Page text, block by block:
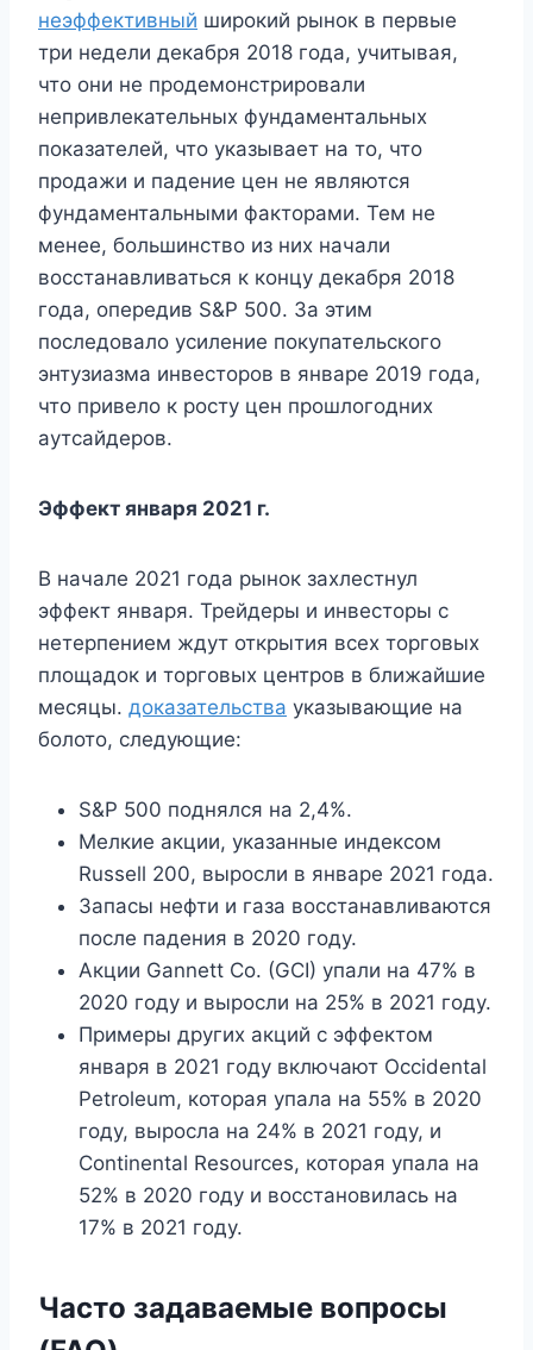
неэффективный широкий рынок в первые
три недели декабря 2018 года, учитывая,
что они не продемонстрировали
непривлекательных фундаментальных
показателей, что указывает на то, что
продажи и падение цен не являются
фундаментальными факторами. Тем не
менее, большинство из них начали
восстанавливаться к концу декабря 2018
года, опередив S&P 500. За этим
последовало усиление покупательского
энтузиазма инвесторов в январе 2019 года,
что привело к росту цен прошлогодних
аутсайдеров.
Эффект января 2021 г.
В начале 2021 года рынок захлестнул
эффект января. Трейдеры и инвесторы с
нетерпением ждут открытия всех торговых
площадок и торговых центров в ближайшие
месяцы. доказательства указывающие на
болото, следующие:
S&P 500 поднялся на 2,4%.
Мелкие акции, указанные индексом
Russell 200, выросли в январе 2021 года.
Запасы нефти и газа восстанавливаются
после падения в 2020 году.
Акции Gannett Co. (GCI) упали на 47% в
2020 году и выросли на 25% в 2021 году.
Примеры других акций с эффектом
января в 2021 году включают Occidental
Petroleum, которая упала на 55% в 2020
году, выросла на 24% в 2021 году, и
Continental Resources, которая упала на
52% в 2020 году и восстановилась на
17% в 2021 году.
Часто задаваемые вопросы